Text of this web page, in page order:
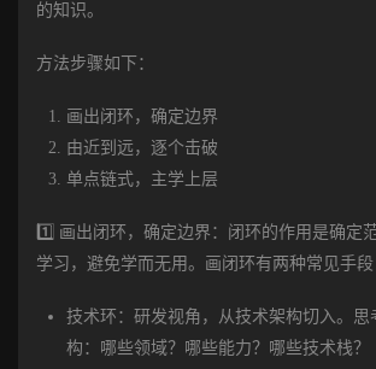
的知识。
方法步骤如下：
画出闭环，确定边界
由近到远，逐个击破
单点链式，主学上层
1️⃣ 画出闭环，确定边界：闭环的作用是确定
学习，避免学而无用。画闭环有两种常见手段
技术环：研发视角，从技术架构切入。思
构：哪些领域？哪些能力？哪些技术栈？